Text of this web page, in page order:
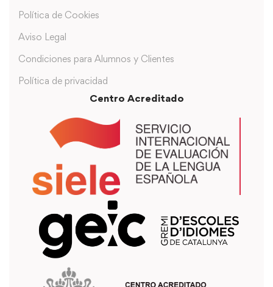
Política de Cookies
Aviso Legal
Condiciones para Alumnos y Clientes
Política de privacidad
Centro Acreditado